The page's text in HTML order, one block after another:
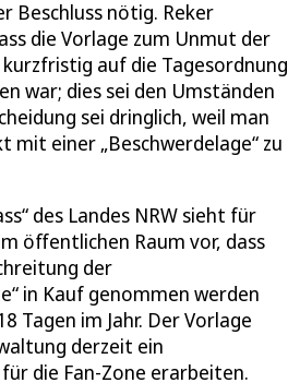
Beschluss nötig. Reker
die Vorlage zum Unmut der
auf die Tagesordnung
war; dies sei den Umständen
sei dringlich, weil man
mit einer „Beschwerdelage“ zu
des Landes NRW sieht für
öffentlichen Raum vor, dass
der
in Kauf genommen werden
Tagen im Jahr. Der Vorlage
derzeit ein
die Fan-Zone erarbeiten.